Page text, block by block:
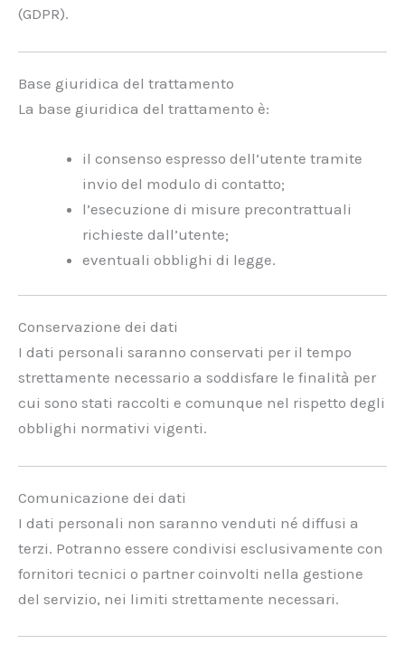
(GDPR).
Base giuridica del trattamento
La base giuridica del trattamento è:
il consenso espresso dell’utente tramite
invio del modulo di contatto;
l’esecuzione di misure precontrattuali
richieste dall’utente;
eventuali obblighi di legge.
Conservazione dei dati
I dati personali saranno conservati per il tempo
strettamente necessario a soddisfare le finalità per
cui sono stati raccolti e comunque nel rispetto degli
obblighi normativi vigenti.
Comunicazione dei dati
I dati personali non saranno venduti né diffusi a
terzi. Potranno essere condivisi esclusivamente con
fornitori tecnici o partner coinvolti nella gestione
del servizio, nei limiti strettamente necessari.